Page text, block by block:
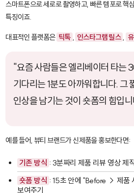
스마트폰으로 세로로 촬영하고, 빠른 템포로 핵
특징이죠.
대표적인 플랫폼은 틱톡 , 인스타그램 릴스 ,
"요즘 사람들은 엘리베이터 타는
기다리는 1분도 아까워합니다. 그
인상을 남기는 것이 숏폼의 힘입
예를 들어, 뷰티 브랜드가 신제품을 홍보한다면:
기존 방식 : 3분짜리 제품 리뷰 영상 제
숏폼 방식 : 15초 안에 "Before → 제품
보여주기